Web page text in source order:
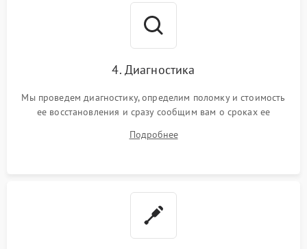
4. Диагностика
Мы проведем диагностику, определим поломку и стоимость
ее восстановления и сразу сообщим вам о сроках ее
Подробнее